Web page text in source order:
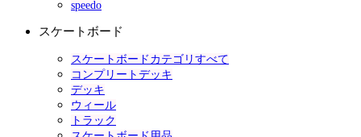
speedo
スケートボード
スケートボードカテゴリすべて
コンプリートデッキ
デッキ
ウィール
トラック